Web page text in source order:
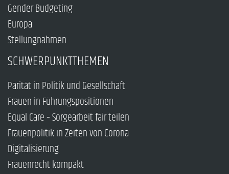
Gender Budgeting
Europa
Stellungnahmen
SCHWERPUNKTTHEMEN
Parität in Politik und Gesellschaft
Frauen in Führungspositionen
Equal Care – Sorgearbeit fair teilen
Frauenpolitik in Zeiten von Corona
Digitalisierung
Frauenrecht kompakt